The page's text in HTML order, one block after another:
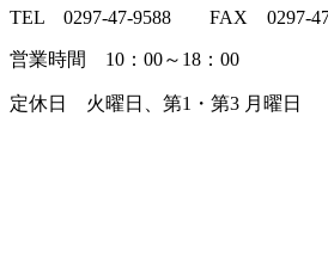
TEL 0297-47-9588 FAX 0297-
営業時間 10：00～18：00
定休日 火曜日、第1・第3 月曜日